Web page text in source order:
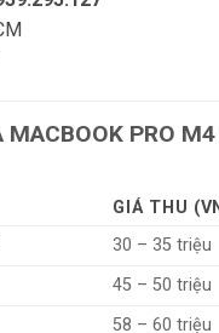
MACBOOK PRO
GIÁ THU
30 – 35 triệu
45 – 50 triệu
58 – 60 triệu